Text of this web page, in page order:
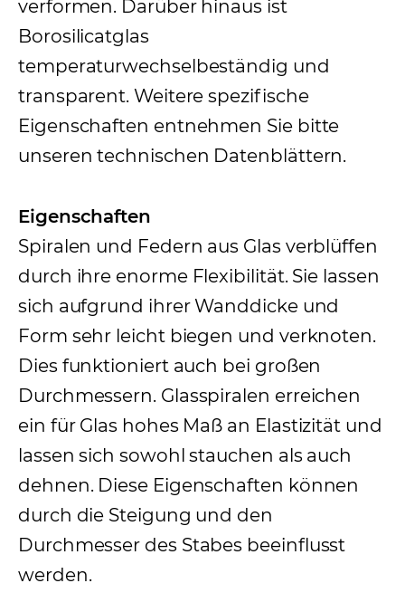
verformen. Darüber hinaus ist
Borosilicatglas
temperaturwechselbeständig und
transparent. Weitere spezifische
Eigenschaften entnehmen Sie bitte
unseren technischen Datenblättern.
Eigenschaften
Spiralen und Federn aus Glas verblüffen
durch ihre enorme Flexibilität. Sie lassen
sich aufgrund ihrer Wanddicke und
Form sehr leicht biegen und verknoten.
Dies funktioniert auch bei großen
Durchmessern. Glasspiralen erreichen
ein für Glas hohes Maß an Elastizität und
lassen sich sowohl stauchen als auch
dehnen. Diese Eigenschaften können
durch die Steigung und den
Durchmesser des Stabes beeinflusst
werden.